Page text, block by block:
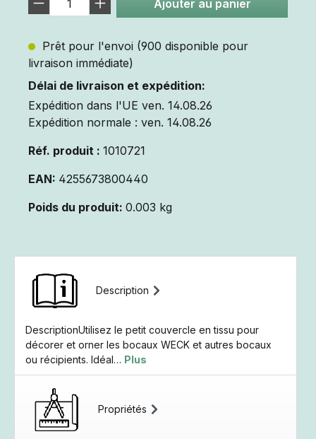
Ajouter au panier
Prêt pour l'envoi (900 disponible pour
livraison immédiate)
Délai de livraison et expédition:
Expédition dans l'UE ven. 14.08.26
Expédition normale : ven. 14.08.26
Réf. produit : 1010721
EAN: 4255673800440
Poids du produit: 0.003 kg
Description
DescriptionUtilisez le petit couvercle en tissu pour
décorer et orner les bocaux WECK et autres bocaux
ou récipients. Idéal… Plus
Propriétés